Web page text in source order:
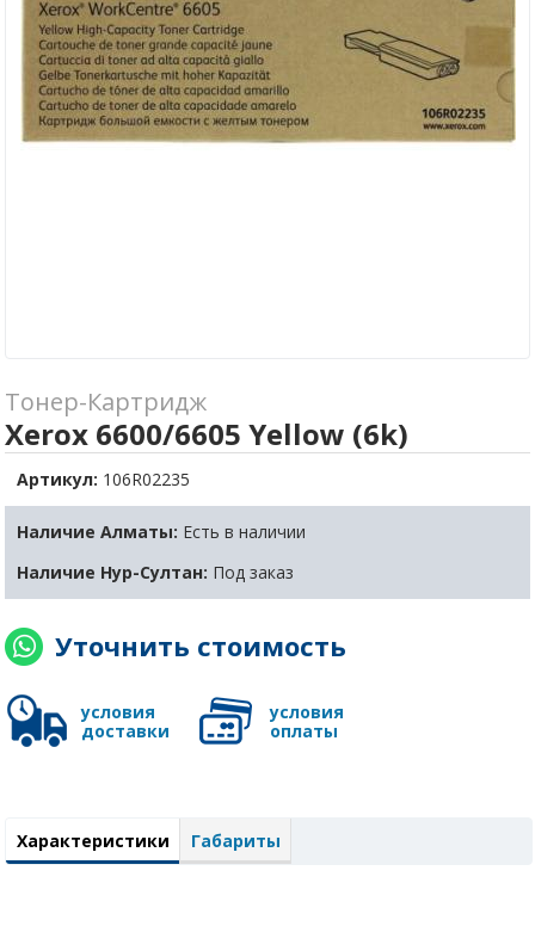
Тонер-Картридж
Xerox 6600/6605 Yellow (6k)
Артикул: 106R02235
Наличие Алматы: Есть в наличии
Наличие Нур-Султан: Под заказ
Уточнить стоимость
условия
доставки
условия
оплаты
Характеристики Габариты